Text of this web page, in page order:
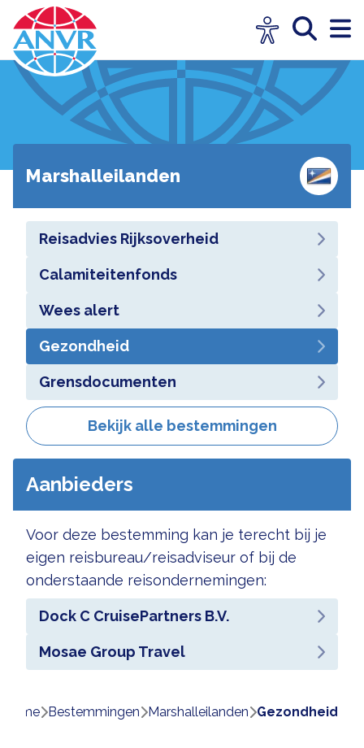
Marshalleilanden
Reisadvies Rijksoverheid
Calamiteitenfonds
Wees alert
Gezondheid
Grensdocumenten
Bekijk alle bestemmingen
Aanbieders
Voor deze bestemming kan je terecht bij je
eigen reisbureau/reisadviseur of bij de
onderstaande reisondernemingen:
Dock C CruisePartners B.V.
Mosae Group Travel
Home bestemmingen marshalleilanden gezondheid